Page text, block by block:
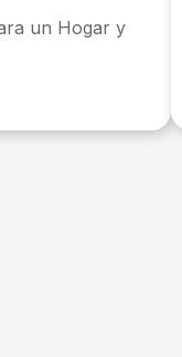
un Hogar y